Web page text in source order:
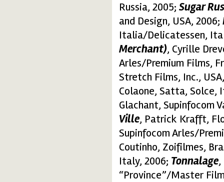
Russia, 2005; Sugar
and Design, USA, 2006;
Italia/Delicatessen,
Merchant), Cyrille
Arles/Premium Films,
Stretch Films, Inc.,
Colaone, Satta, Solce,
Glachant, Supinfocom
Ville, Patrick Krafft,
Supinfocom Arles/
Coutinho, Zoifilmes,
Italy, 2006; Tonnalage,
“Province”/Master